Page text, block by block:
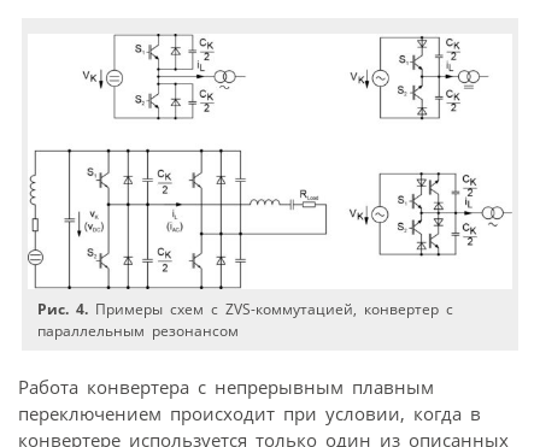
Рис. 4. Примеры схем с ZVS-коммутацией, конвертер с
параллельным резонансом
Работа конвертера с непрерывным плавным
переключением происходит при условии, когда в
конвертере используется только один из описанных